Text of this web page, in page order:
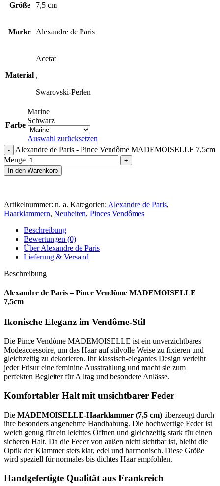
Größe 7,5 cm
Marke Alexandre de Paris
Material
Acetat
,
Swarovski-Perlen
Farbe
Marine
Schwarz
Auswahl zurücksetzen
Alexandre de Paris - Pince Vendôme MADEMOISELLE 7,5cm
Menge
In den Warenkorb
Artikelnummer: n. a. Kategorien: Alexandre de Paris,
Haarklammern, Neuheiten, Pinces Vendômes
Beschreibung
Bewertungen (0)
Über Alexandre de Paris
Lieferung & Versand
Beschreibung
Alexandre de Paris – Pince Vendôme MADEMOISELLE
7,5cm
Ikonische Eleganz im Vendôme-Stil
Die Pince Vendôme MADEMOISELLE ist ein unverzichtbares
Modeaccessoire, um das Haar auf stilvolle Weise zu fixieren und
gleichzeitig zu dekorieren. Ihr klassisch-elegantes Design verleiht
jeder Frisur eine feminine Ausstrahlung und macht sie zum
perfekten Begleiter für Alltag und besondere Anlässe.
Komfortabler Halt mit unsichtbarer Feder
Die MADEMOISELLE-Haarklammer (7,5 cm) überzeugt durch
ihre besonders angenehme Handhabung. Die hochwertige Feder ist
weich genug für ein leichtes Öffnen und gleichzeitig stark für einen
sicheren Halt. Da die Feder von außen nicht sichtbar ist, bleibt die
Optik der Klammer stets klar, edel und harmonisch. Diese Größe
wird speziell für normales bis dichtes Haar empfohlen.
Handgefertigte Qualität aus Frankreich